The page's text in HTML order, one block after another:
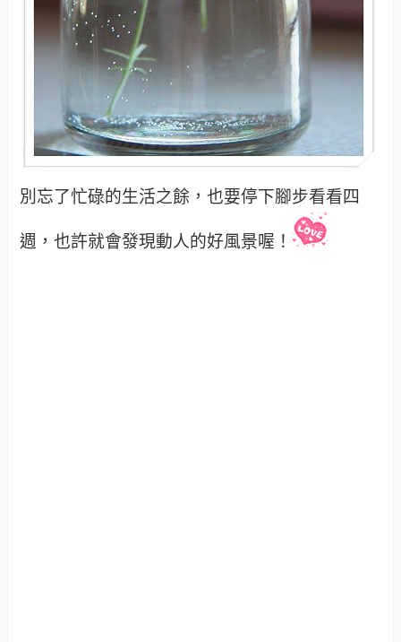
別忘了忙碌的生活之餘，也要停下腳步看看四
週，也許就會發現動人的好風景喔！